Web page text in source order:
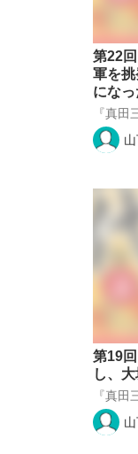
第22
軍を
にな
『真田
第19
し、
『真田